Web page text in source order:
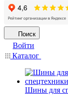
Поиск
Войти
Каталог
Шины для